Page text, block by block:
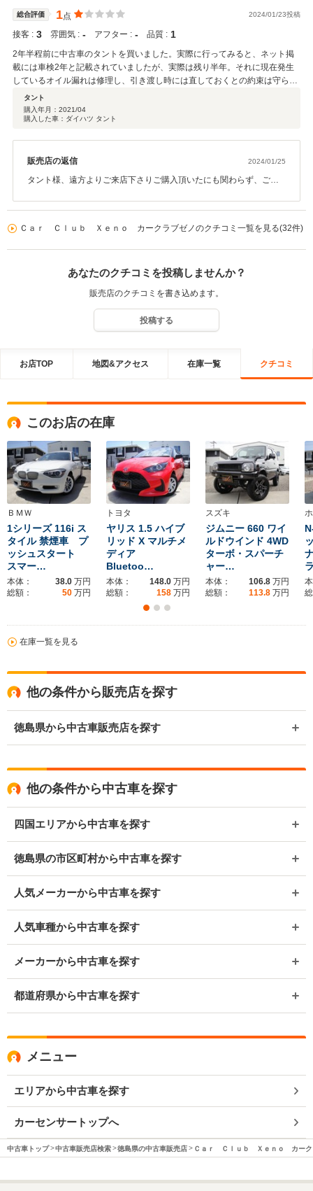
総合評価 1点 2024/01/23投稿
接客 : 3 雰囲気 : ‐ アフター : ‐ 品質 : 1
2年半程前に中古車のタントを買いました。実際に行ってみると、ネット掲
載には車検2年と記載されていましたが、実際は残り半年。それに現在発生
しているオイル漏れは修理し、引き渡し時には直しておくとの約束は守られ
ず半年後に同じ箇所からオイル漏れ。一応直してる雰囲気はあるが全然見当
違いの箇所を直してるみたい。結局は、再修理、車検等で高い高い買い物に
なりました。 営業担当は、接客も良くかなり好印象。が、車は全然ダメ。取
タント
購入年月： 2021/04
購入した車：ダイハツ タント
販売店の返信 2024/01/25
タント様、遠方よりご来店下さりご購入頂いたにも関わらず、ご迷
イル漏れがあるとご連絡をいただいた際には、遠方の為当社にて再
件はお聞きしていなかった為、ご対応出来ておらず重ねてお詫び申
おりますが、当社に持込していただけれる状況でなく修理金額の支
払い請求（保証期間外）のご要望でしたので応じる事ができません
Ｃａｒ Ｃｌｕｂ Ｘｅｎｏ カークラブゼノのクチコミ一覧を見る(32件)
あなたのクチコミを投稿しませんか？
販売店のクチコミを書き込めます。
投稿する
お店TOP 地図&アクセス 在庫一覧 クチコミ
このお店の在庫
ＢＭＷ
1シリーズ 116i ス
タイル 禁煙車 プ
ッシュスタート
スマー…
本体： 38.0 万円
総額：
50 万円
トヨタ
ヤリス 1.5 ハイブ
リッド X マルチメ
ディア
Bluetoo…
本体： 148.0 万円
総額：
158 万円
スズキ
ジムニー 660 ワイ
ルドウインド 4WD
ターボ・スパーチ
ャー…
本体： 106.8 万円
総額：
113.8 万円
在庫一覧を見る
他の条件から販売店を探す
徳島県から中古車販売店を探す
他の条件から中古車を探す
四国エリアから中古車を探す
徳島県の市区町村から中古車を探す
人気メーカーから中古車を探す
人気車種から中古車を探す
メーカーから中古車を探す
都道府県から中古車を探す
メニュー
エリアから中古車を探す
カーセンサートップへ
中古車トップ 中古車販売店検索 徳島県の中古車販売店 Ｃａｒ Ｃｌｕｂ Ｘｅｎｏ カーク